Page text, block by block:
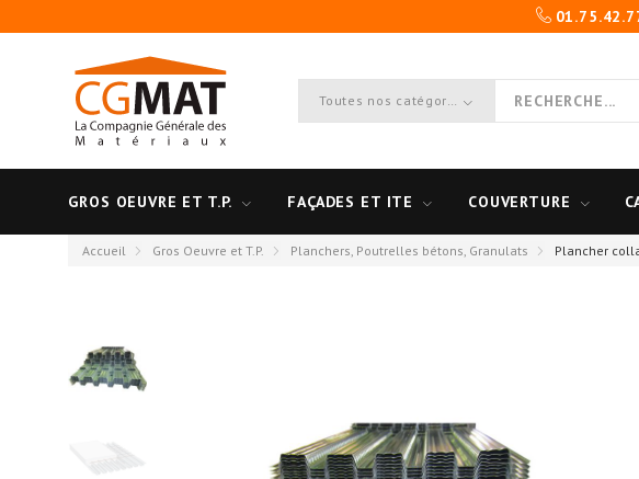
Toutes nos catégories
GROS OEUVRE ET T.P. FAÇADES ET ITE COUVERTURE
Accueil Gros Oeuvre et T.P. Planchers, Poutrelles bétons, Granulats Plancher